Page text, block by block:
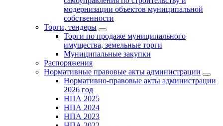
модернизации объектов муниципальной
собственности
Торги, тендеры
Торги по продаже муниципального
имущества, земельные торги
Муниципальные закупки
Распоряжения
Нормативные правовые акты администрации
Нормативно-правовые акты администрации
2026 год
НПА 2025
НПА 2024
НПА 2023